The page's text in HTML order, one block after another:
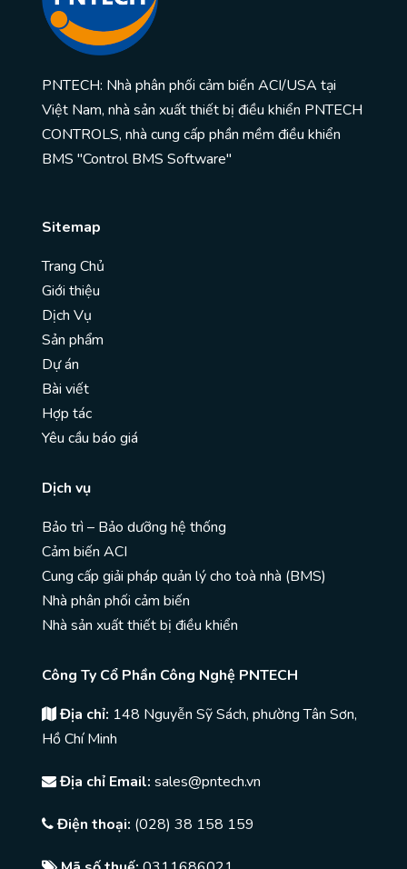
PNTECH: Nhà phân phối cảm biến ACI/USA tại
Việt Nam, nhà sản xuất thiết bị điều khiển PNTECH
CONTROLS, nhà cung cấp phần mềm điều khiển
BMS "Control BMS Software"
Sitemap
Trang Chủ
Giới thiệu
Dịch Vụ
Sản phẩm
Dự án
Bài viết
Hợp tác
Yêu cầu báo giá
Dịch vụ
Bảo trì – Bảo dưỡng hệ thống
Cảm biến ACI
Cung cấp giải pháp quản lý cho toà nhà (BMS)
Nhà phân phối cảm biến
Nhà sản xuất thiết bị điều khiển
Công Ty Cổ Phần Công Nghệ PNTECH
Địa chỉ: 148 Nguyễn Sỹ Sách, phường Tân Sơn,
Hồ Chí Minh
Địa chỉ Email: sales@pntech.vn
Điện thoại: (028) 38 158 159